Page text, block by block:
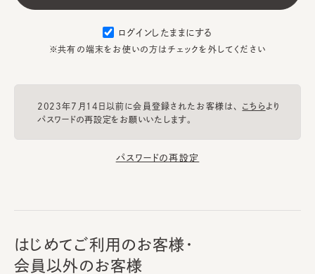
ログインしたままにする
※共有の端末をお使いの方はチェックを外してください
2023年7月14日以前に会員登録されたお客様は、 こちらより
パスワードの再設定をお願いいたします。
パスワードの再設定
はじめてご利用のお客様・
会員以外のお客様